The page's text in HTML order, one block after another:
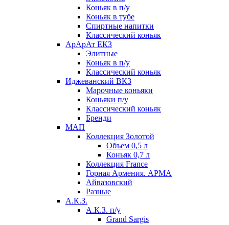
Коньяк в п/у
Коньяк в тубе
Спиртные напитки
Классический коньяк
АрАрАт ЕКЗ
Элитные
Коньяк в п/у
Классический коньяк
Иджеванский ВКЗ
Марочные коньяки
Коньяки п/у
Классический коньяк
Бренди
МАП
Коллекция Золотой
Объем 0,5 л
Коньяк 0,7 л
Коллекция France
Горная Армения. АРМА
Айвазовский
Разные
А.К.З.
А.К.З. п/у
Grand Sargis